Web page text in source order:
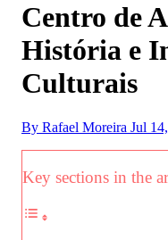
Centro de
História e
Culturais
By Rafael Moreira Jul
Key sections in the